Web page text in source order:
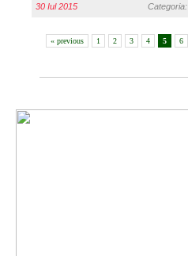
30 Iul 2015 Categoria:
« previous 1 2 3 4 5 6